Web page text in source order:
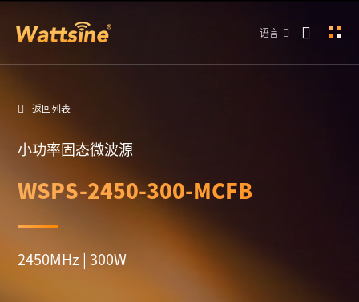
语言
返回列表
小功率固态微波源
WSPS-2450-300-MCFB
2450MHz | 300W